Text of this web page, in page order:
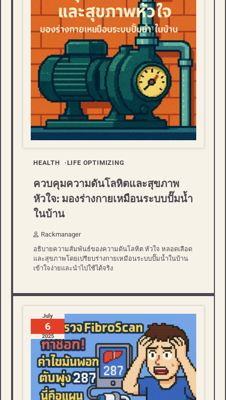
HEALTH LIFE OPTIMIZING
ควบคุมความดันโลหิตและสุขภาพ
หัวใจ: มองร่างกายเหมือนระบบปั๊มน้ำ
ในบ้าน
Rackmanager
อธิบายความสัมพันธ์ของความดันโลหิต หัวใจ หลอดเลือด
และสุขภาพโดยเปรียบร่างกายเหมือนระบบปั๊มน้ำในบ้าน
เข้าใจง่ายและนำไปใช้ได้จริง
July
6
2025